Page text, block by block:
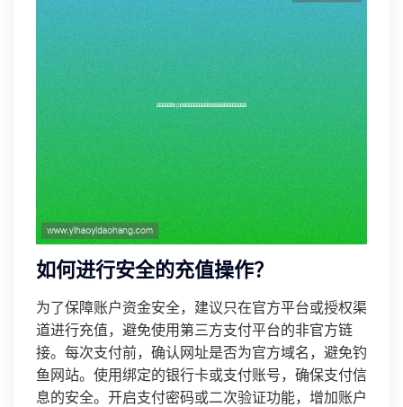
如何进行安全的充值操作？
为了保障账户资金安全，建议只在官方平台或授权渠
道进行充值，避免使用第三方支付平台的非官方链
接。每次支付前，确认网址是否为官方域名，避免钓
鱼网站。使用绑定的银行卡或支付账号，确保支付信
息的安全。开启支付密码或二次验证功能，增加账户